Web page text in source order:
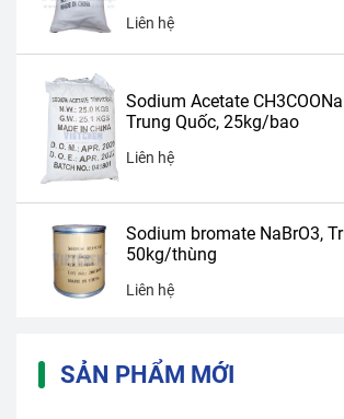
Liên hệ
Sodium Acetate
Trung Quốc, 25kg/bao
Liên hệ
Sodium bromate NaBrO3,
50kg/thùng
Liên hệ
SẢN PHẨM MỚI